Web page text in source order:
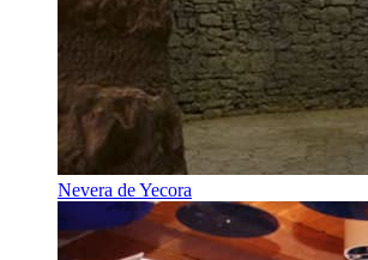
Nevera de Yecora